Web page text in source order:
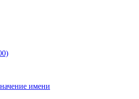
имени